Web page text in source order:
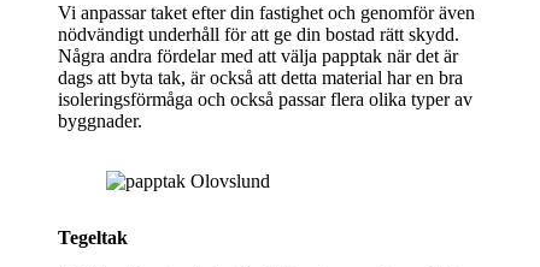
Vi anpassar taket efter din fastighet och genomför även
nödvändigt underhåll för att ge din bostad rätt skydd.
Några andra fördelar med att välja papptak när det är
dags att byta tak, är också att detta material har en bra
isoleringsförmåga och också passar flera olika typer av
byggnader.
Tegeltak